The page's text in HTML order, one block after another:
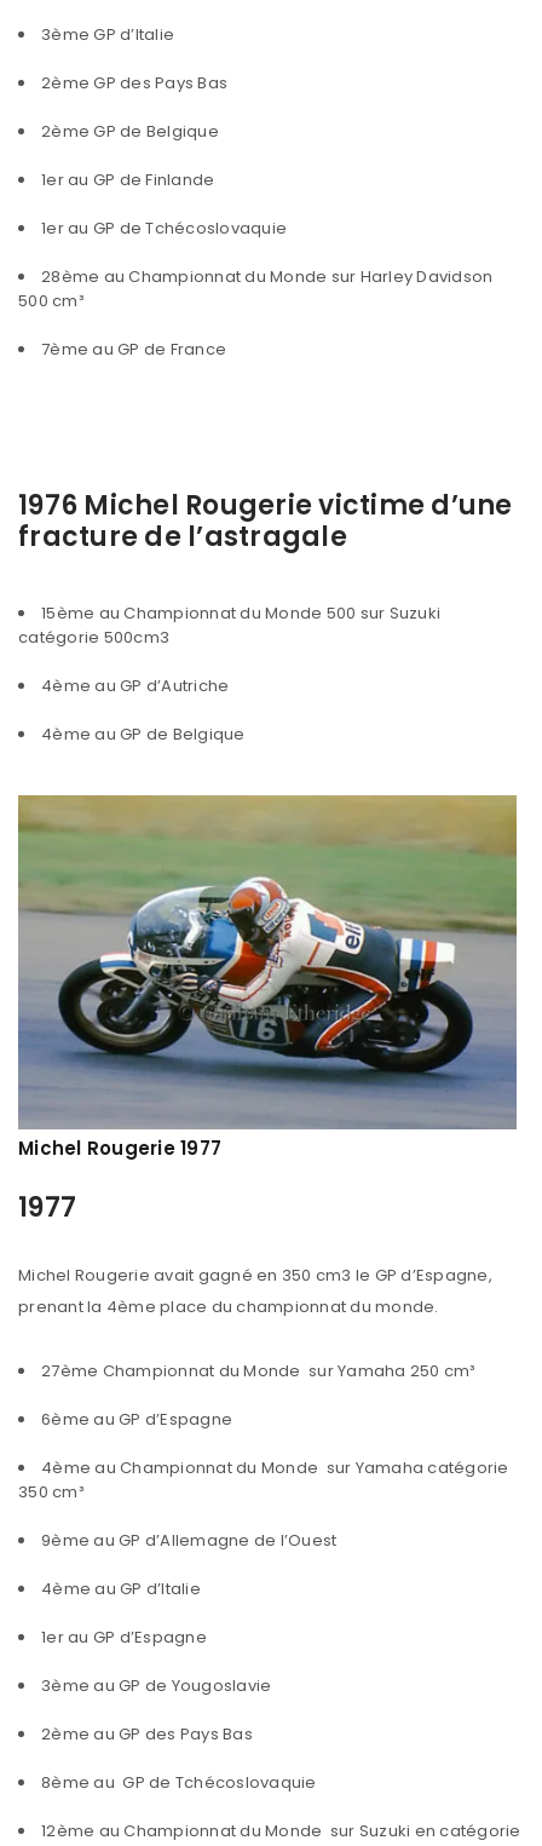
3ème GP d’Italie
2ème GP des Pays Bas
2ème GP de Belgique
1er au GP de Finlande
1er au GP de Tchécoslovaquie
28ème au Championnat du Monde sur Harley Davidson
500 cm³
7ème au GP de France
1976 Michel Rougerie victime d’une
fracture de l’astragale
15ème au Championnat du Monde 500 sur Suzuki
catégorie 500cm3
4ème au GP d’Autriche
4ème au GP de Belgique
Michel Rougerie 1977
1977
Michel Rougerie avait gagné en 350 cm3 le GP d’Espagne,
prenant la 4ème place du championnat du monde.
27ème Championnat du Monde sur Yamaha 250 cm³
6ème au GP d’Espagne
4ème au Championnat du Monde sur Yamaha catégorie
350 cm³
9ème au GP d’Allemagne de l’Ouest
4ème au GP d’Italie
1er au GP d’Espagne
3ème au GP de Yougoslavie
2ème au GP des Pays Bas
8ème au GP de Tchécoslovaquie
12ème au Championnat du Monde sur Suzuki en catégorie